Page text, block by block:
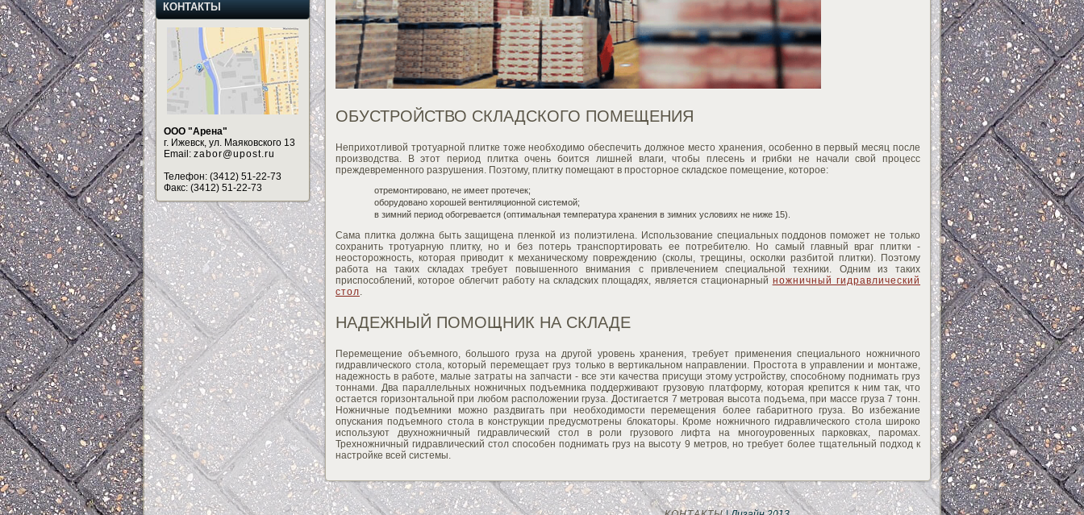
КОНТАКТЫ
ООО "Арена"
г. Ижевск, ул. Маяковского 13
Email: zabor@upost.ru
Телефон: (3412) 51-22-73
Факс: (3412) 51-22-73
ОБУСТРОЙСТВО СКЛАДСКОГО ПОМЕЩЕНИЯ
Неприхотливой тротуарной плитке тоже необходимо обеспечить должное место хранения, особенно в первый месяц после
производства. В этот период плитка очень боится лишней влаги, чтобы плесень и грибки не начали свой процесс
преждевременного разрушения. Поэтому, плитку помещают в просторное складское помещение, которое:
отремонтировано, не имеет протечек;
оборудовано хорошей вентиляционной системой;
в зимний период обогревается (оптимальная температура хранения в зимних условиях не ниже 15).
Сама плитка должна быть защищена пленкой из полиэтилена. Использование специальных поддонов поможет не только
сохранить тротуарную плитку, но и без потерь транспортировать ее потребителю. Но самый главный враг плитки -
неосторожность, которая приводит к механическому повреждению (сколы, трещины, осколки разбитой плитки). Поэтому
работа на таких складах требует повышенного внимания с привлечением специальной техники. Одним из таких
приспособлений, которое облегчит работу на складских площадях, является стационарный ножничный гидравлический
стол.
НАДЕЖНЫЙ ПОМОЩНИК НА СКЛАДЕ
Перемещение объемного, большого груза на другой уровень хранения, требует применения специального ножничного
гидравлического стола, который перемещает груз только в вертикальном направлении. Простота в управлении и монтаже,
надежность в работе, малые затраты на запчасти - все эти качества присущи этому устройству, способному поднимать груз
тоннами. Два параллельных ножничных подъемника поддерживают грузовую платформу, которая крепится к ним так, что
остается горизонтальной при любом расположении груза. Достигается 7 метровая высота подъема, при массе груза 7 тонн.
Ножничные подъемники можно раздвигать при необходимости перемещения более габаритного груза. Во избежание
опускания подъемного стола в конструкции предусмотрены блокаторы. Кроме ножничного гидравлического стола широко
используют двухножничный гидравлический стол в роли грузового лифта на многоуровенных парковках, паромах.
Трехножничный гидравлический стол способен поднимать груз на высоту 9 метров, но требует более тщательный подход к
настройке всей системы.